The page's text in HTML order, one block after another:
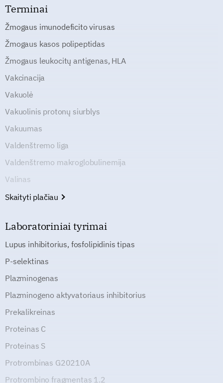
Terminai
Žmogaus imunodeficito virusas
Žmogaus kasos polipeptidas
Žmogaus leukocitų antigenas, HLA
Vakcinacija
Vakuolė
Vakuolinis protonų siurblys
Vakuumas
Valdenštremo liga
Valdenštremo makroglobulinemija
Valinas
Skaityti plačiau
Laboratoriniai tyrimai
Lupus inhibitorius, fosfolipidinis tipas
P-selektinas
Plazminogenas
Plazminogeno aktyvatoriaus inhibitorius
Prekalikreinas
Proteinas C
Proteinas S
Protrombinas G20210A
Protrombino fragmentas 1.2